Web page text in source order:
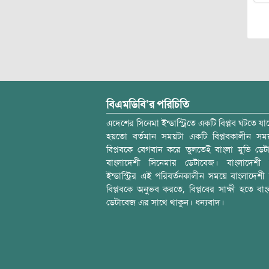
বিএমডিবি’র পরিচিতি
এদেশের সিনেমা ইন্ডাস্ট্রিতে একটি বিপ্লব ঘটতে
হয়তো বর্তমান সময়টা একটি বিপ্লবকালীন
বিপ্লবকে বেগবান করে তুলতেই বাংলা মুভি
বাংলাদেশী সিনেমার ডেটাবেজ। বাংলাদেশী
ইন্ডাস্ট্রির এই পরিবর্তনকালীন সময়ে বাংলাদেশী
বিপ্লবকে অনুভব করতে, বিপ্লবের সাক্ষী হতে
ডেটাবেজ এর সাথে থাকুন। ধন্যবাদ।